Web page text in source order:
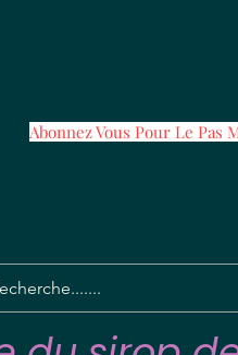
Abonnez Vous Pour Le Pas